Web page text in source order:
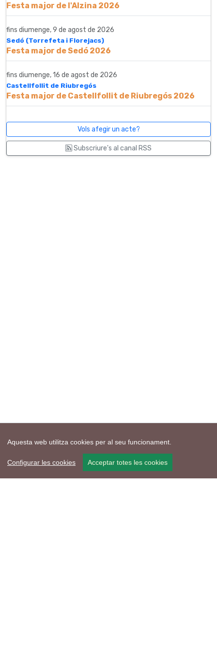
Aquesta web utilitza cookies per al seu funcionament.
Configurar les cookies Acceptar totes les cookies
Festa major de l'Alzina 2026
fins diumenge, 9 de agost de 2026
Sedó (Torrefeta i Florejacs)
Festa major de Sedó 2026
fins diumenge, 16 de agost de 2026
Castellfollit de Riubregós
Festa major de Castellfollit de Riubregós 2026
Vols afegir un acte?
Subscriure's al canal RSS
Mapa web Avís de cookies
Política de privacitat Avís legal